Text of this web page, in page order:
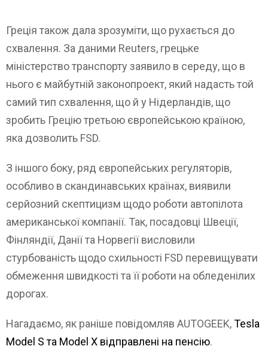
Греція також дала зрозуміти, що рухається до
схвалення. За даними Reuters, грецьке
міністерство транспорту заявило в середу, що в
нього є майбутній законопроект, який надасть той
самий тип схвалення, що й у Нідерландів, що
зробить Грецію третьою європейською країною,
яка дозволить FSD.
З іншого боку, ряд європейських регуляторів,
особливо в скандинавських країнах, виявили
серйозний скептицизм щодо роботи автопілота
американської компанії. Так, посадовці Швеції,
Фінляндії, Данії та Норвегії висловили
стурбованість щодо схильності FSD перевищувати
обмеження швидкості та її роботи на обледенілих
дорогах.
Нагадаємо, як раніше повідомляв AUTOGEEK,Tesla
Model S та Model X відправлені на пенсію.